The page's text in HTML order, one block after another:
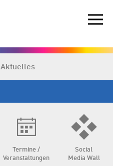
Aktuelles
Termine /
Veranstaltungen
Social
Media Wall